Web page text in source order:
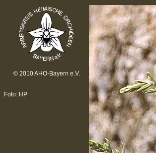
© 2010 AHO-Bayern e.V.
Foto: HP